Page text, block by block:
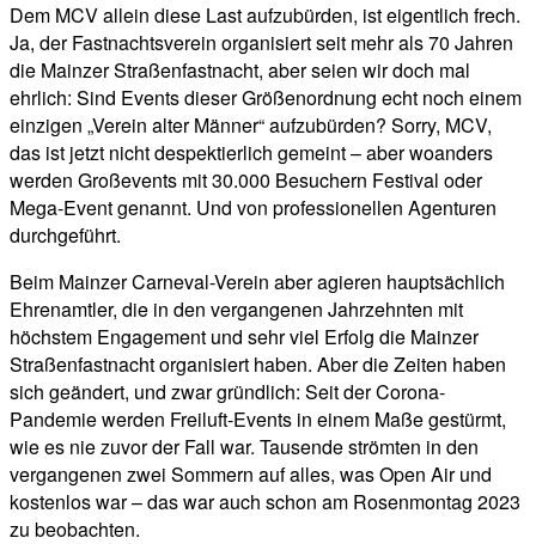
Dem MCV allein diese Last aufzubürden, ist eigentlich frech.
Ja, der Fastnachtsverein organisiert seit mehr als 70 Jahren
die Mainzer Straßenfastnacht, aber seien wir doch mal
ehrlich: Sind Events dieser Größenordnung echt noch einem
einzigen „Verein alter Männer“ aufzubürden? Sorry, MCV,
das ist jetzt nicht despektierlich gemeint – aber woanders
werden Großevents mit 30.000 Besuchern Festival oder
Mega-Event genannt. Und von professionellen Agenturen
durchgeführt.
Beim Mainzer Carneval-Verein aber agieren hauptsächlich
Ehrenamtler, die in den vergangenen Jahrzehnten mit
höchstem Engagement und sehr viel Erfolg die Mainzer
Straßenfastnacht organisiert haben. Aber die Zeiten haben
sich geändert, und zwar gründlich: Seit der Corona-
Pandemie werden Freiluft-Events in einem Maße gestürmt,
wie es nie zuvor der Fall war. Tausende strömten in den
vergangenen zwei Sommern auf alles, was Open Air und
kostenlos war – das war auch schon am Rosenmontag 2023
zu beobachten.